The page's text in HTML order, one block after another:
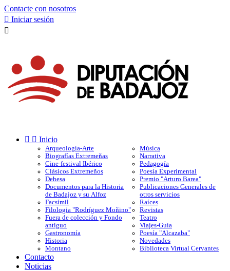
Contacte con nosotros
 Iniciar sesión

  Inicio
Arqueología-Arte
Biografías Extremeñas
Cine-festival Ibérico
Clásicos Extremeños
Dehesa
Documentos para la Historia
de Badajoz y su Alfoz
Facsímil
Filologia "Rodríguez Moñino"
Fuera de colección y Fondo
antiguo
Gastronomía
Historia
Montano
Música
Narrativa
Pedagogía
Poesía Experimental
Premio "Arturo Barea"
Publicaciones Generales de
otros servicios
Raíces
Revistas
Teatro
Viajes-Guía
Poesía "Alcazaba"
Novedades
Biblioteca Virtual Cervantes
Contacto
Noticias